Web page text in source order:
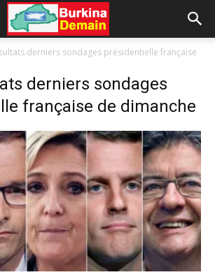
derniers sondages présidentielle française
derniers sondages
française de dimanche